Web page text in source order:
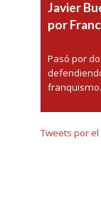
Javier
por
Pasó por
Tweets por el